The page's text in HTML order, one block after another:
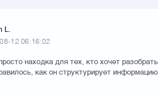
L.
12 06:16:02
находка для тех, кто хочет
как он структурирует